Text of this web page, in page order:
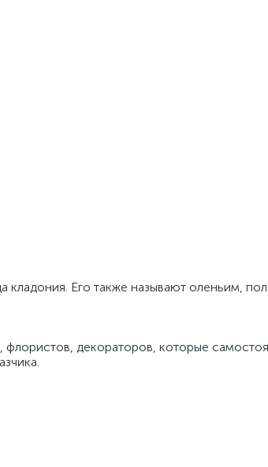
кладония. Его также называют оленьим,
декораторов, которые